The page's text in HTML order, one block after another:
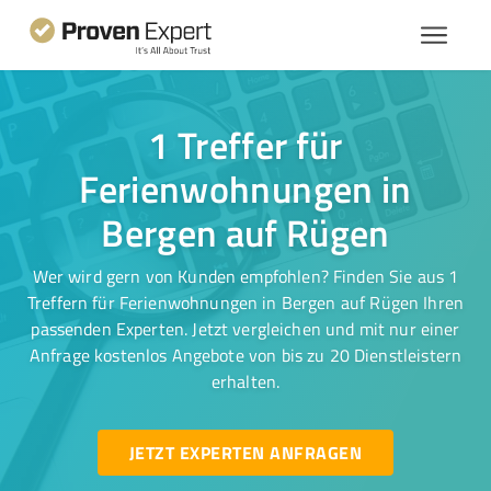
1 Treffer für
Ferienwohnungen in
Bergen auf Rügen
Wer wird gern von Kunden empfohlen? Finden Sie aus 1
Treffern für Ferienwohnungen in Bergen auf Rügen Ihren
passenden Experten. Jetzt vergleichen und mit nur einer
Anfrage kostenlos Angebote von bis zu 20 Dienstleistern
erhalten.
JETZT EXPERTEN ANFRAGEN